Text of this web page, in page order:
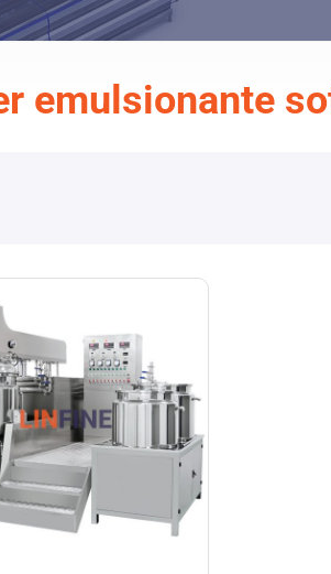
emulsionante